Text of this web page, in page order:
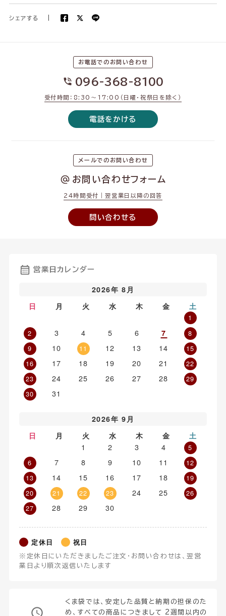
シェアする
お電話でのお問い合わせ
096-368-8100
受付時間：8:30〜17:00（日曜・祝祭日を除く）
電話をかける
メールでのお問い合わせ
お問い合わせフォーム
24時間受付｜翌営業日以降の回答
問い合わせる
営業日カレンダー
2026年 8月
日
月 火 水 木 金 土
1
2
3 4 5 6 7
8
9
10 11 12 13 14
15
16
17 18 19 20 21
22
23
24 25 26 27 28
29
30
31
2026年 9月
日
月 火 水 木 金 土
1 2 3 4
5
6
7 8 9 10 11
12
13
14 15 16 17 18
19
20
21 22 23 24 25
26
27
28 29 30
定休日 祝日
※定休日にいただきましたご注文・お問い合わせは、翌営
業日より順次返信いたします
くま袋では、安定した品質と納期の担保のた
め、すべての商品につきまして 2週間以内の